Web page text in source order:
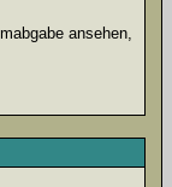
ansehen,